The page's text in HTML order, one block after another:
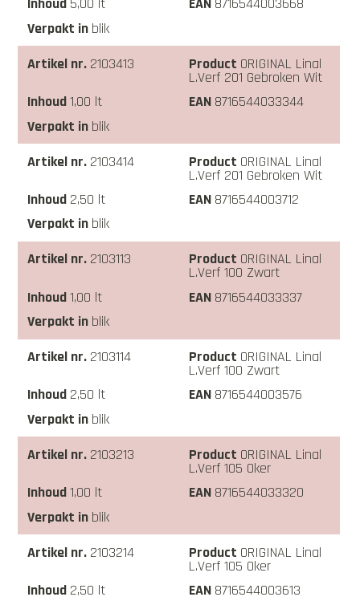
5,00 lt
8716544003668
blik
2103413
ORIGINAL Linal
L.Verf 201 Gebroken Wit
1,00 lt
8716544033344
blik
2103414
ORIGINAL Linal
L.Verf 201 Gebroken Wit
2,50 lt
8716544003712
blik
2103113
ORIGINAL Linal
L.Verf 100 Zwart
1,00 lt
8716544033337
blik
2103114
ORIGINAL Linal
L.Verf 100 Zwart
2,50 lt
8716544003576
blik
2103213
ORIGINAL Linal
L.Verf 105 Oker
1,00 lt
8716544033320
blik
2103214
ORIGINAL Linal
L.Verf 105 Oker
2,50 lt
8716544003613